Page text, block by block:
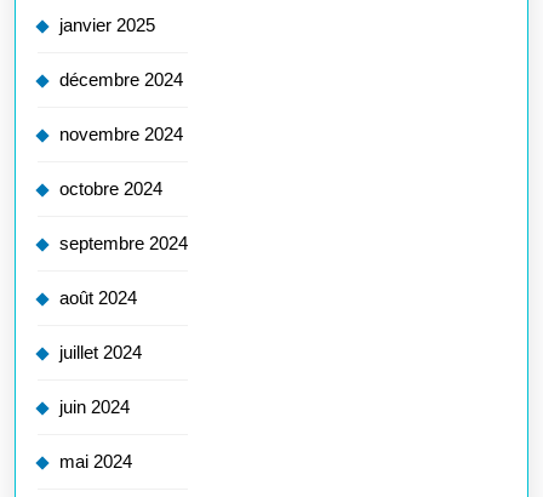
janvier 2025
décembre 2024
novembre 2024
octobre 2024
septembre 2024
août 2024
juillet 2024
juin 2024
mai 2024